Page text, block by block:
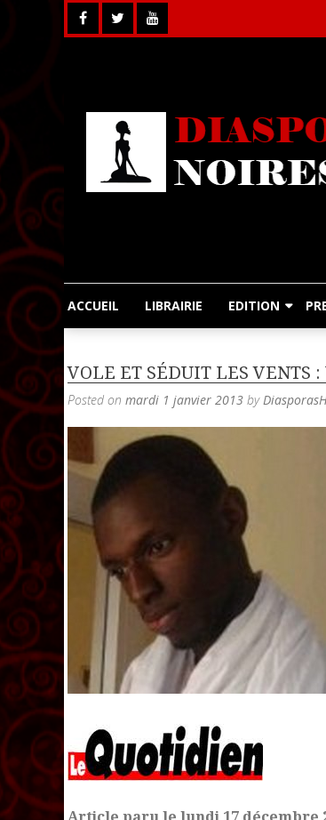
Skip
to
ACCUEIL LIBRAIRIE EDITION
VOLE ET SÉDUIT LES VENTS
Posted on mardi 1 janvier 2013 by